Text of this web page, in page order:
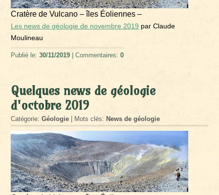
Cratère de Vulcano – îles Éoliennes –
Les news de géologie de novembre 2019 par Claude
Moulineau
Publié le:30/11/2019 | Commentaires:0
Quelques news de géologie
d'octobre 2019
Catégorie:Géologie | Mots clés: News de géologie